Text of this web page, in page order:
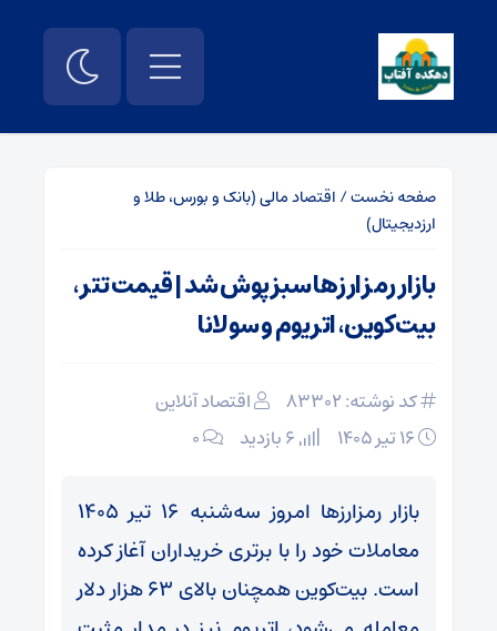
صفحه نخست/ اقتصاد مالی (بانک و بورس، طلا و
ارزدیجیتال)
بازار رمزارزها سبزپوش شد | قیمت تتر،
بیت‌کوین، اتریوم و سولانا
کد نوشته: 83302
اقتصاد آنلاین
۰
بازار رمزارزها امروز سه‌شنبه ۱۶ تیر ۱۴۰۵
معاملات خود را با برتری خریداران آغاز کرده
است. بیت‌کوین همچنان بالای ۶۳ هزار دلار